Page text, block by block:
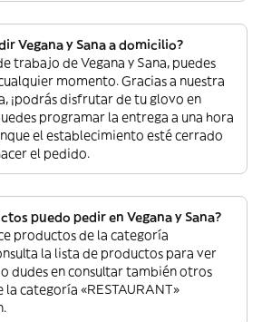
Vegana y Sana a domicilio?
trabajo de Vegana y Sana, puedes
momento. Gracias a nuestra
¡podrás disfrutar de tu glovo en
programar la entrega a una hora
el establecimiento esté cerrado
el pedido.
puedo pedir en Vegana y Sana?
productos de la categoría
la lista de productos para ver
dudes en consultar también otros
categoría «RESTAURANT»